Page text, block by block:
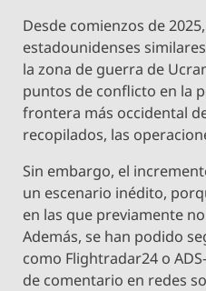
Desde comienzos de
estadounidenses
la zona de guerra de
puntos de conflicto en la
frontera más occidental
recopilados, las
Sin embargo, el
un escenario inédito,
en las que previamente
Además, se han podido
como Flightradar24 o
de comentario en redes